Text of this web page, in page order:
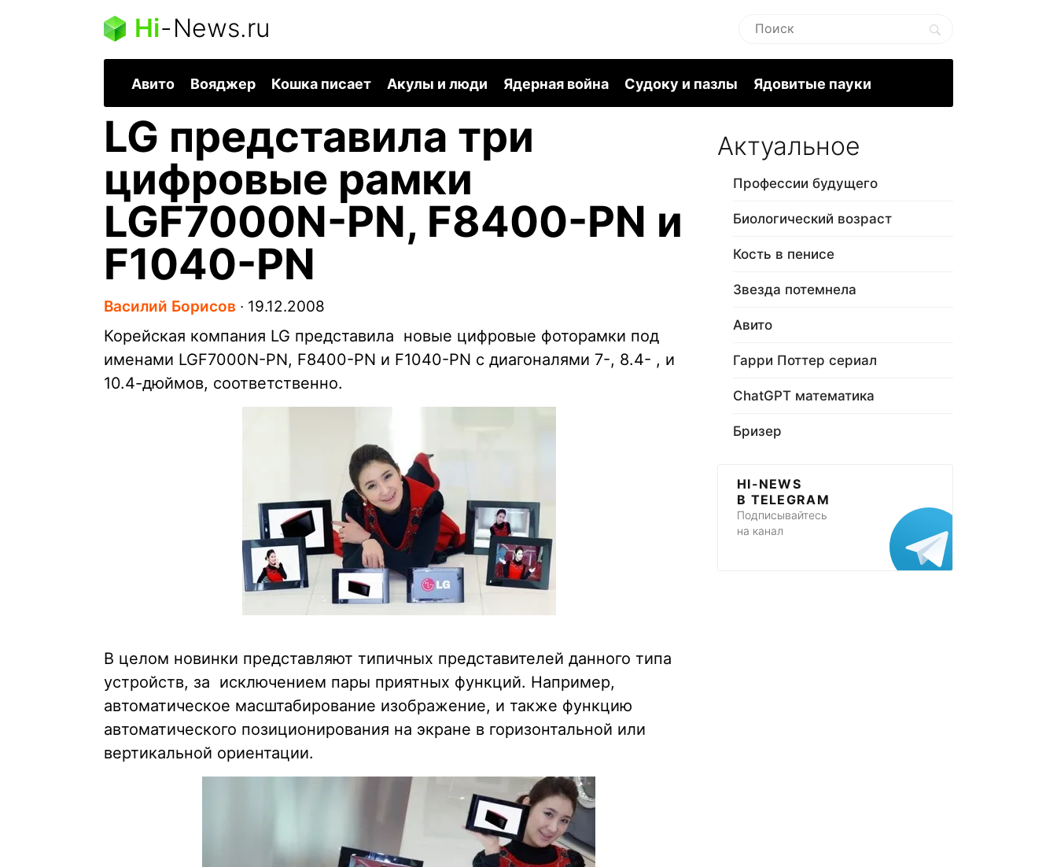
Hi-News.ru
Авито Вояджер Кошка писает Акулы и люди Ядерная война Судоку и пазлы Ядовитые пауки
LG представила три
цифровые рамки
LGF7000N-PN, F8400-PN и
F1040-PN
Василий Борисов ∙ 19.12.2008
Корейская компания LG представила новые цифровые фоторамки под
именами LGF7000N-PN, F8400-PN и F1040-PN с диагоналями 7-, 8.4- , и
10.4-дюймов, соответственно.
В целом новинки представляют типичных представителей данного типа
устройств, за исключением пары приятных функций. Например,
автоматическое масштабирование изображение, и также функцию
автоматического позиционирования на экране в горизонтальной или
вертикальной ориентации.
Актуальное
Профессии будущего
Биологический возраст
Кость в пенисе
Звезда потемнела
Авито
Гарри Поттер сериал
ChatGPT математика
Бризер
HI-NEWS
В TELEGRAM
Подписывайтесь
на канал